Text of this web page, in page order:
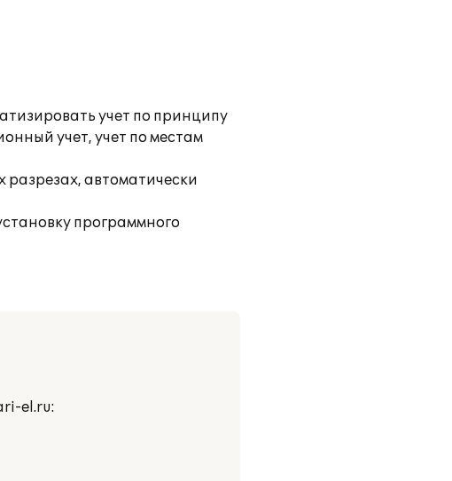
учет по принципу
учет, учет по местам
разрезах, автоматически
программного
el.ru: